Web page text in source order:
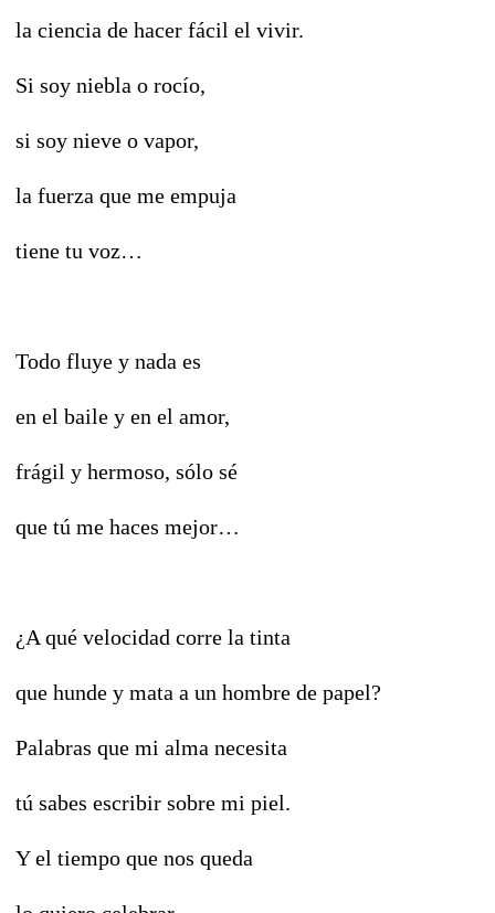
la ciencia de hacer fácil el vivir.
Si soy niebla o rocío,
si soy nieve o vapor,
la fuerza que me empuja
tiene tu voz…
Todo fluye y nada es
en el baile y en el amor,
frágil y hermoso, sólo sé
que tú me haces mejor…
¿A qué velocidad corre la tinta
que hunde y mata a un hombre de papel?
Palabras que mi alma necesita
tú sabes escribir sobre mi piel.
Y el tiempo que nos queda